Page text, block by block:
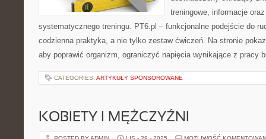
treningowe, informacje
systematycznego treningu. PT6.pl – funkcjonalne podejście do
codzienna praktyka, a nie tylko zestaw ćwiczeń. Na stronie
aby poprawić organizm, ograniczyć napięcia wynikające z pracy
CATEGORIES: ARTYKUŁY SPONSOROWANE
KOBIETY I MĘŻCZYŹNI